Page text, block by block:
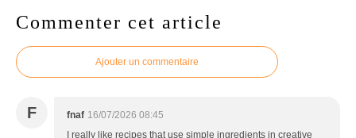
Commenter cet article
Ajouter un commentaire
F fnaf 16/07/2026 08:45
I really like recipes that use simple ingredients in creative